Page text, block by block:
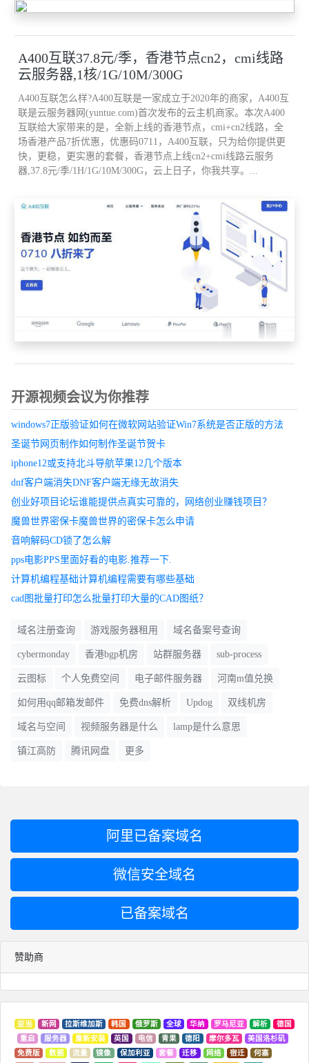
A400互联37.8元/季，香港节点cn2，cmi线路
云服务器,1核/1G/10M/300G
A400互联怎么样?A400互联是一家成立于2020年的商家，A400互
联是云服务器网(yuntue.com)首次发布的云主机商家。本次A400
互联给大家带来的是，全新上线的香港节点，cmi+cn2线路，全
场香港产品7折优惠，优惠码0711，A400互联，只为给你提供更
快，更稳，更实惠的套餐，香港节点上线cn2+cmi线路云服务
器,37.8元/季/1H/1G/10M/300G，云上日子，你我共享。...
开源视频会议为你推荐
windows7正版验证如何在微软网站验证Win7系统是否正版的方法
圣诞节网页制作如何制作圣诞节贺卡
iphone12或支持北斗导航苹果12几个版本
dnf客户端消失DNF客户端无缘无故消失
创业好项目论坛谁能提供点真实可靠的，网络创业赚钱项目？
魔兽世界密保卡魔兽世界的密保卡怎么申请
音响解码CD锁了怎么解
pps电影PPS里面好看的电影.推荐一下.
计算机编程基础计算机编程需要有哪些基础
cad图批量打印怎么批量打印大量的CAD图纸？
域名注册查询 游戏服务器租用 域名备案号查询
cybermonday 香港bgp机房 站群服务器 sub-process
云图标 个人免费空间 电子邮件服务器 河南m值兑换
如何用qq邮箱发邮件 免费dns解析 Updog 双线机房
域名与空间 视频服务器是什么 lamp是什么意思
镇江高防 腾讯网盘 更多
阿里已备案域名
微信安全域名
已备案域名
赞助商
亚当 新网 拉斯维加斯 韩国 俄罗斯 全球 华纳 罗马尼亚 解析
德国
重启
服务器 重新安装 英国 电信 青果 德阳 摩尔多瓦
美国洛杉矶
免费版
数据 流量 镜像 保加利亚 套餐 迁移 网络 宿迁 何塞